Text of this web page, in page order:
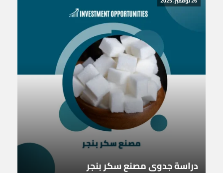
دراسة جدوى مصنع سكر بنجر